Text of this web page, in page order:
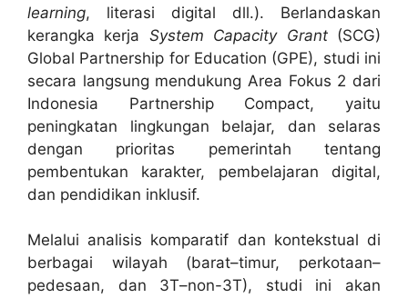
learning, literasi digital dll.). Berlandaskan
kerangka kerja System Capacity Grant(SCG)
Global Partnership for Education (GPE), studi ini
secara langsung mendukung Area Fokus 2 dari
Indonesia Partnership Compact, yaitu
peningkatan lingkungan belajar, dan selaras
dengan prioritas pemerintah tentang
pembentukan karakter, pembelajaran digital,
dan pendidikan inklusif.
Melalui analisis komparatif dan kontekstual di
berbagai wilayah (barat–timur, perkotaan–
pedesaan, dan 3T–non-3T), studi ini akan